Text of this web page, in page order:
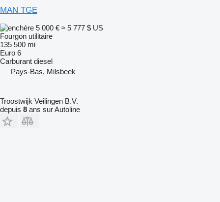
MAN TGE
5 000 € ≈ 5 777 $ US
Fourgon utilitaire
135 500 mi
Euro 6
Carburant diesel
Pays-Bas, Milsbeek
Troostwijk Veilingen B.V.
depuis 8 ans sur Autoline